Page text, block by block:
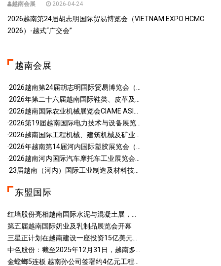
越南会展 2026-04-24
2026越南第24届胡志明国际贸易博览会（VIETNAM EXPO HCMC
2026）-越式“广交会”
越南会展
·2026越南第24届胡志明国际贸易博览会（...
·2026年第二十六届越南国际鞋类、皮革及...
·2026越南国际农业机械展览会CIAME ASI...
·2026第19届越南国际电力技术与设备展览...
·2026越南国际工程机械、建筑机械及矿业...
·2026年越南第14届河内国际塑胶展览会（...
·2026越南河内国际汽车摩托车工业展览会...
·23届越南（河内）国际工业制造及材料技...
东盟国际
红墙股份亮相越南国际水泥与混凝土展，...
第五届越南国际奶业及乳制品展览会开幕
三星正计划在越南建设一座投资15亿美元...
中色股份：截至2025年12月31日，越南多...
金螳螂5连板 越南孙公司签署约4亿元工程...